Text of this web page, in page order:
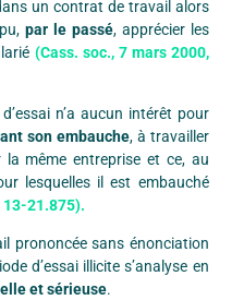
un contrat de travail alors
par le passé, apprécier les
(Cass. soc., 7 mars 2000,
n’a aucun intérêt pour
son embauche, à travailler
la même entreprise et ce, au
lesquelles il est embauché
13-21.875).
prononcée sans énonciation
d’essai illicite s’analyse en
et sérieuse.